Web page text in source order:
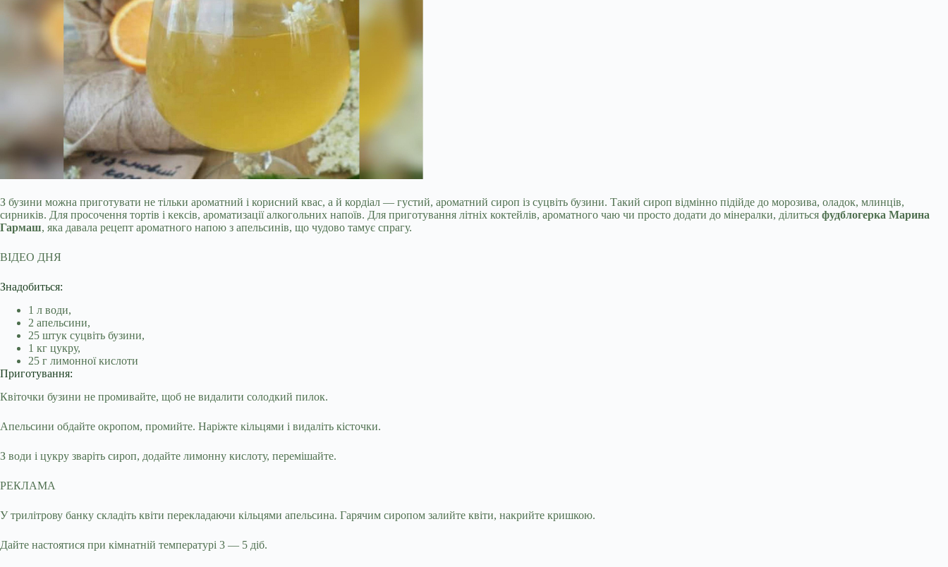
З бузини можна приготувати не тільки ароматний і корисний квас, а й кордіал — густий, ароматний сироп із суцвіть бузини. Такий сироп відмінно підійде до морозива, оладок, млинців,
сирників. Для просочення тортів і кексів, ароматизації алкогольних напоїв. Для приготування літніх коктейлів, ароматного чаю чи просто додати до мінералки, ділиться фудблогерка Марина
Гармаш, яка давала рецепт ароматного напою з апельсинів, що чудово тамує спрагу.
ВІДЕО ДНЯ
Знадобиться:
1 л води,
2 апельсини,
25 штук суцвіть бузини,
1 кг цукру,
25 г лимонної кислоти
Приготування:
Квіточки бузини не промивайте, щоб не видалити солодкий пилок.
Апельсини обдайте окропом, промийте. Наріжте кільцями і видаліть кісточки.
З води і цукру зваріть сироп, додайте лимонну кислоту, перемішайте.
РЕКЛАМА
У трилітрову банку складіть квіти перекладаючи кільцями апельсина. Гарячим сиропом залийте квіти, накрийте кришкою.
Дайте настоятися при кімнатній температурі 3 — 5 діб.